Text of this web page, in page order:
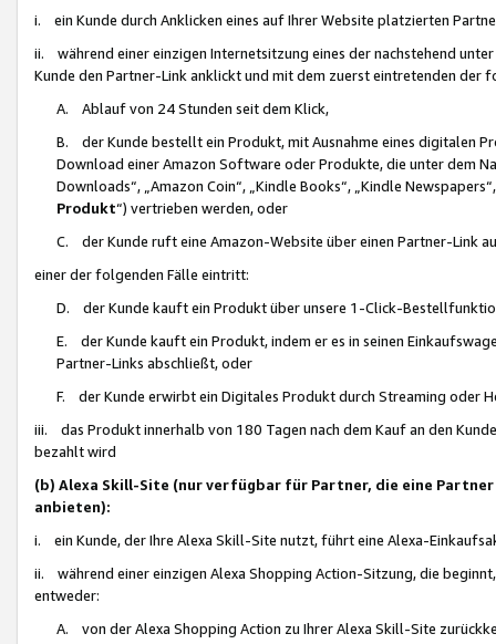
i. ein Kunde durch Anklicken eines auf Ihrer Website platzierten
ii. während einer einzigen Internetsitzung eines der nachstehend
Kunde den Partner-Link anklickt und mit dem zuerst eintretenden der
A. Ablauf von 24 Stunden seit dem Klick,
B. der Kunde bestellt ein Produkt, mit Ausnahme eines digitalen
Download einer Amazon Software oder Produkte, die unter dem
Downloads“, „Amazon Coin“, „Kindle Books“, „Kindle
Produkt“) vertrieben werden, oder
C. der Kunde ruft eine Amazon-Website über einen Partner-Link
einer der folgenden Fälle eintritt:
D. der Kunde kauft ein Produkt über unsere 1-Click-
E. der Kunde kauft ein Produkt, indem er es in seinen
Partner-Links abschließt, oder
F. der Kunde erwirbt ein Digitales Produkt durch Streaming oder
iii. das Produkt innerhalb von 180 Tagen nach dem Kauf an den
bezahlt wird
(b) Alexa Skill-Site (nur verfügbar für Partner, die eine
anbieten):
i. ein Kunde, der Ihre Alexa Skill-Site nutzt, führt eine Alexa-
ii. während einer einzigen Alexa Shopping Action-Sitzung, die
entweder:
A. von der Alexa Shopping Action zu Ihrer Alexa Skill-Site